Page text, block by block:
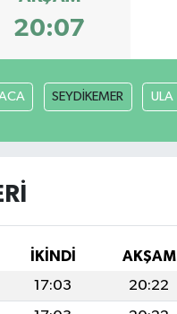
20:07
SEYDİKEMER ULA
İKINDI AKŞAM
17:03 20:22